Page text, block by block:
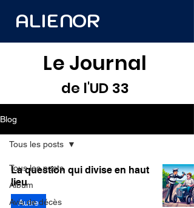
ALIENOR
Le Journal
de l'UD 33
Blog
Tous les posts
Album
Avis de décès
Tous les posts
La question qui divise en haut
lieu
Autre